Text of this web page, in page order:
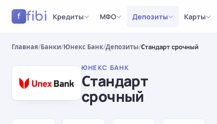
f fibi Кредиты МФО Депозиты Карты
Главная/Банки/Юнекс Банк/Депозиты/Cтандарт срочный
ЮНЕКС БАНК
Cтандарт
срочный